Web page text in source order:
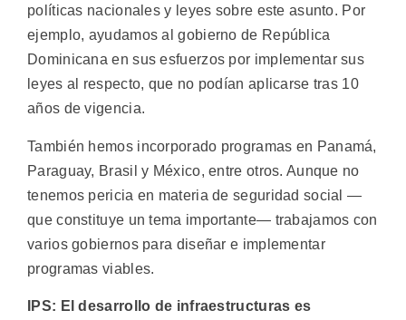
políticas nacionales y leyes sobre este asunto. Por
ejemplo, ayudamos al gobierno de República
Dominicana en sus esfuerzos por implementar sus
leyes al respecto, que no podían aplicarse tras 10
años de vigencia.
También hemos incorporado programas en Panamá,
Paraguay, Brasil y México, entre otros. Aunque no
tenemos pericia en materia de seguridad social —
que constituye un tema importante— trabajamos con
varios gobiernos para diseñar e implementar
programas viables.
IPS: El desarrollo de infraestructuras es